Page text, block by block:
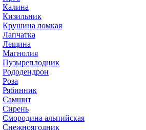
Калина
Кизильник
Крушина ломкая
Лапчатка
Лещина
Магнолия
Пузыреплодник
Рододендрон
Роза
Рябинник
Самшит
Сирень
Смородина альпийская
Снежноягодник